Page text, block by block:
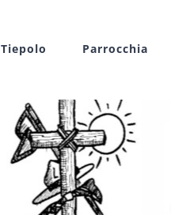
Parrocchia